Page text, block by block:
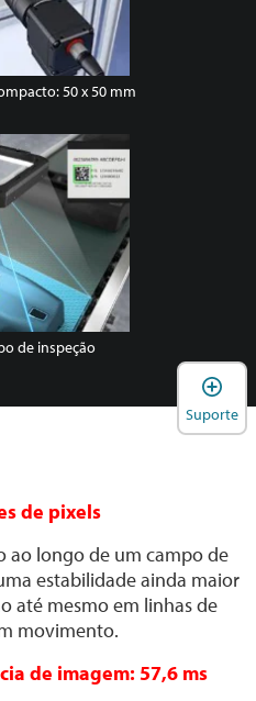
50 x 50 mm
de inspeção
de pixels
ao longo de um campo de
estabilidade ainda maior
até mesmo em linhas de
movimento.
de imagem: 57,6 ms
Suporte